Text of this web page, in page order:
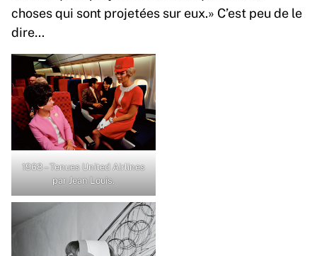
choses qui sont projetées sur eux.» C’est peu de le
dire…
1968 – Tenues United Airlines
par Jean Louis.